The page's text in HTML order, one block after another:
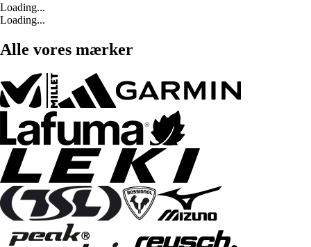
Loading...
Loading...
Alle vores mærker